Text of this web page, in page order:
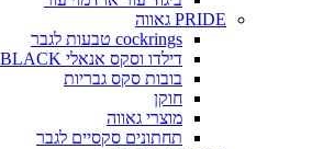
PRIDE גאווה
cockrings טבעות לגבר
דילדו וסקס אנאלי ALL BLACK
בובות סקס גבריות
חוקן
מוצרי גאווה
תחתונים סקסיים לגבר